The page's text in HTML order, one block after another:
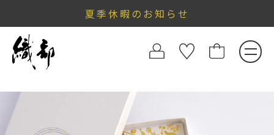
夏季休暇のお知らせ